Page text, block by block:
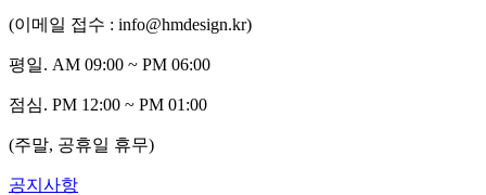
(이메일 접수 : info@hmdesign.kr)
평일. AM 09:00 ~ PM 06:00
점심. PM 12:00 ~ PM 01:00
(주말, 공휴일 휴무)
공지사항